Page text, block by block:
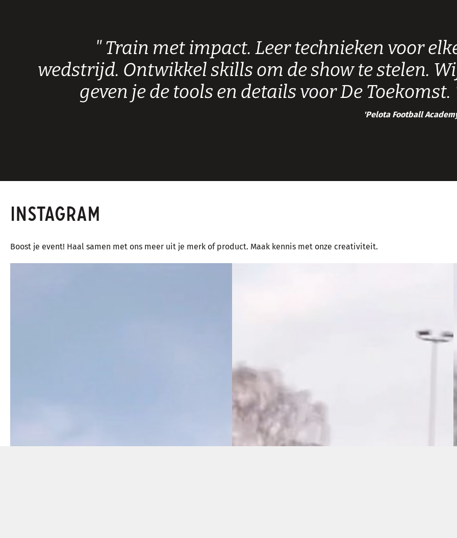
Train met impact. Leer technieken voor
wedstrijd. Ontwikkel skills om de show te stelen.
geven je de tools en details voor De Toekomst.
'Pelota Football
INSTAGRAM
Boost je event! Haal samen met ons meer uit je merk of product. Maak kennis met onze creativiteit.